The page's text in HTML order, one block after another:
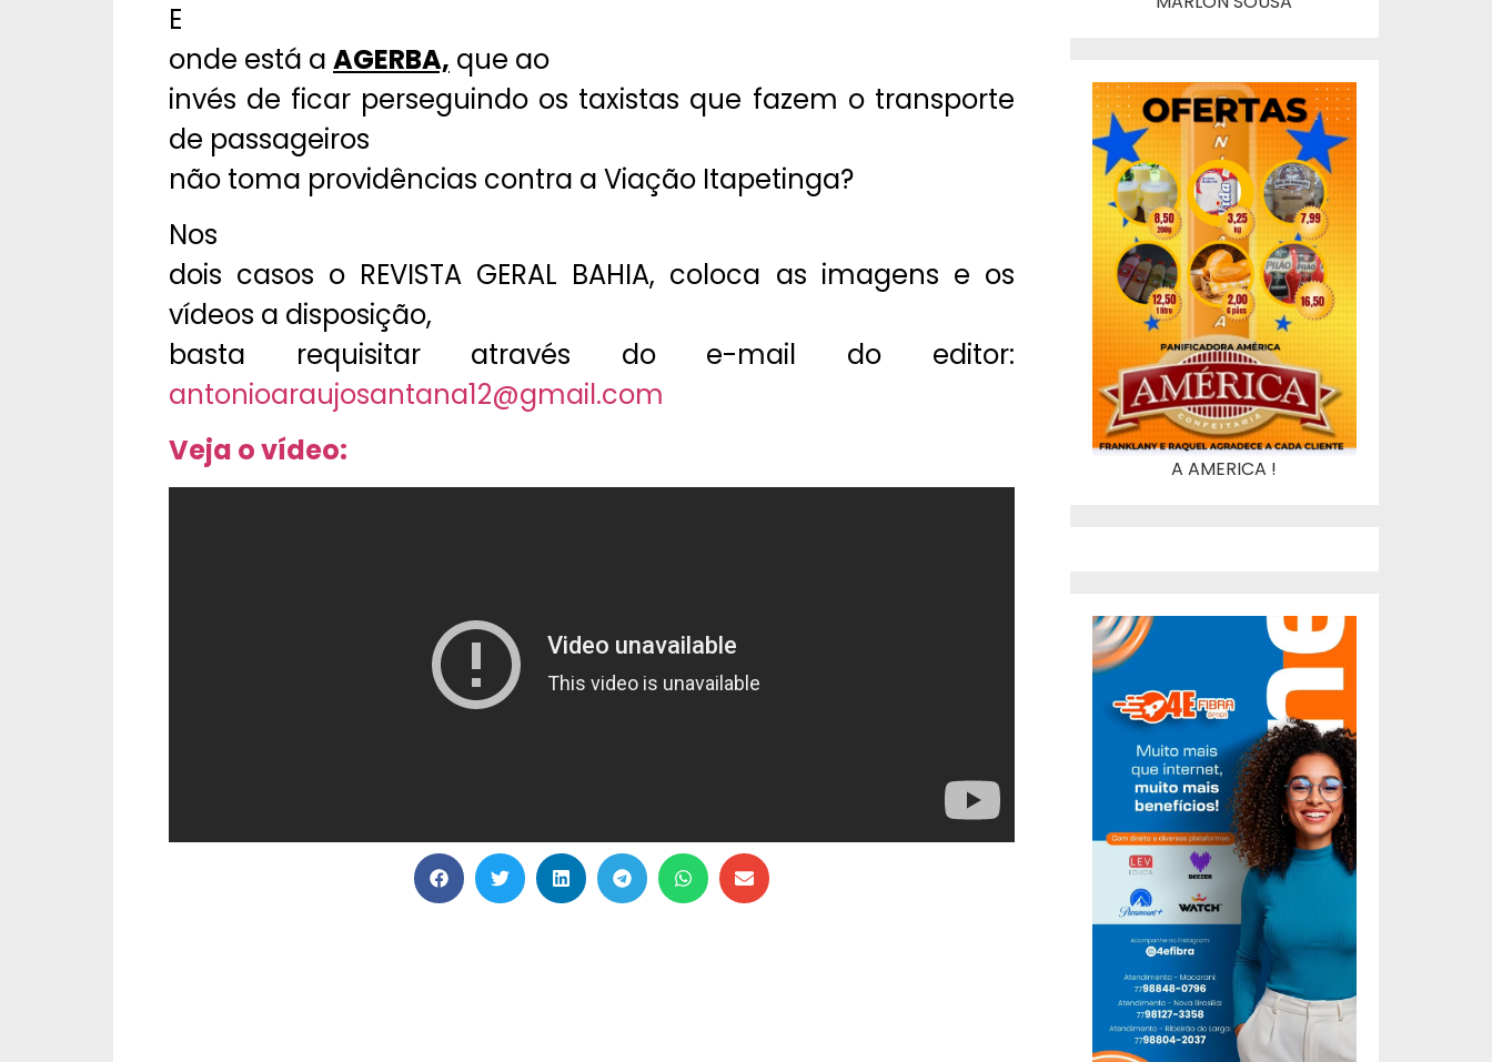
E
onde está a AGERBA, que ao
invés de ficar perseguindo os taxistas que fazem o transporte
de passageiros
não toma providências contra a Viação Itapetinga?
Nos
dois casos o REVISTA GERAL BAHIA, coloca as imagens e os
vídeos a disposição,
basta requisitar através do e-mail do editor:
antonioaraujosantana12@gmail.com
Veja o vídeo:
A AMERICA !